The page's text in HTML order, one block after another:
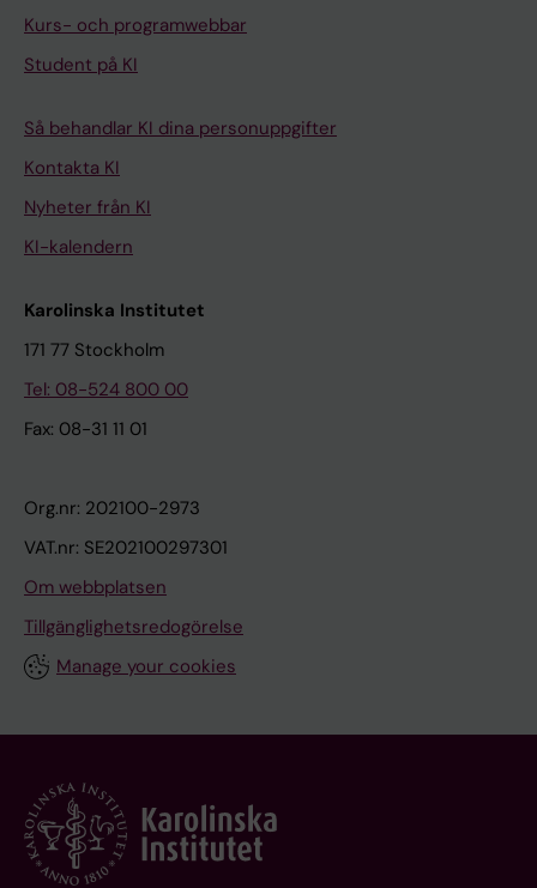
Kurs- och programwebbar
Student på KI
Så behandlar KI dina personuppgifter
Kontakta KI
Nyheter från KI
KI-kalendern
Karolinska Institutet
171 77 Stockholm
Tel: 08-524 800 00
Fax: 08-31 11 01
Org.nr: 202100-2973
VAT.nr: SE202100297301
Om webbplatsen
Tillgänglighetsredogörelse
Manage your cookies